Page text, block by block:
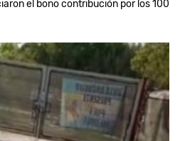
el bono contribución por los 100